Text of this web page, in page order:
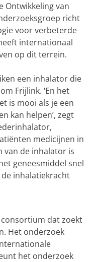
Ontwikkeling van
richt
voor verbeterde
internationaal
op dit terrein.
een inhalator die
Frijlink. ‘En het
is mooi als je een
kan helpen’, zegt
medicijnen in
van de inhalator is
geneesmiddel snel
inhalatiekracht
dat zoekt
Het onderzoek
het onderzoek